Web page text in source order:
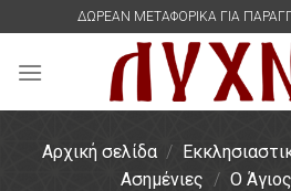
content
ΔΩΡΕΑΝ ΜΕΤΑΦΟΡΙΚΑ ΓΙΑ
Αρχική σελίδα /
Ασημένιες / Ο